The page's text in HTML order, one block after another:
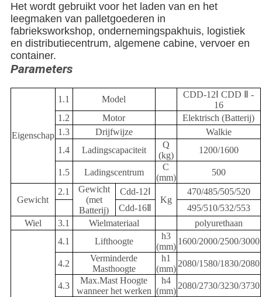
Het wordt gebruikt voor het laden van en het
leegmaken van palletgoederen in
fabrieksworkshop, ondernemingspakhuis, logistiek
en distributiecentrum, algemene cabine, vervoer en
container.
Parameters
Eigenschap
1.1 Model
CDD-12Ⅰ CDD Ⅱ -
16
1.2
Motor
Elektrisch (Batterij)
1.3
Drijfwijze
Walkie
1.4
Ladingscapaciteit
Q
(kg)
1200/1600
1.5 Ladingscentrum
C
(mm)
500
Gewicht
2.1
Gewicht
(met
Batterij)
Cdd-12Ⅰ
Kg
470/485/505/520
Cdd-16Ⅱ
495/510/532/553
Wiel
3.1 Wielmateriaal polyurethaan
4.1 Lifthoogte
h3
(mm)
1600/2000/2500/3000
4.2
Verminderde
Masthoogte
h1
(mm)
2080/1580/1830/2080
4.3
Max.Mast Hoogte
wanneer het werken
h4
(mm)
2080/2730/3230/3730